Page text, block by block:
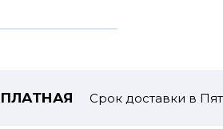
Срок доставки в